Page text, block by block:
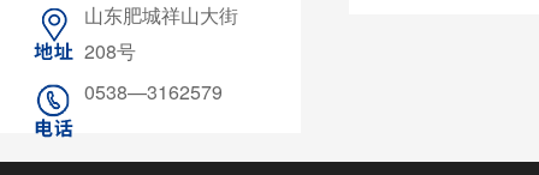
山东肥城祥山大街
208号
0538—3162579